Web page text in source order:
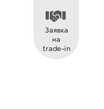
Заявка
на
trade-in